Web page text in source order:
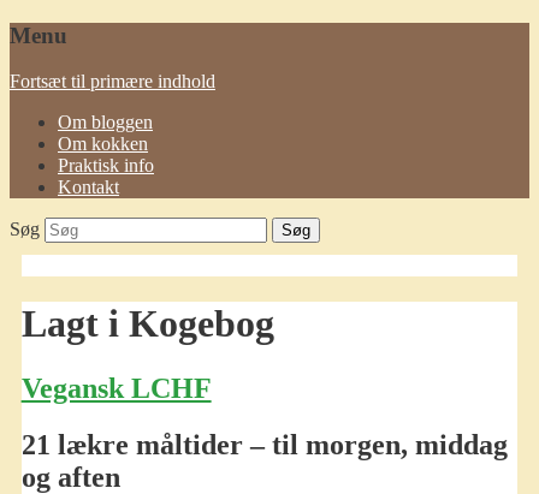
Menu
Fortsæt til primære indhold
Om bloggen
Om kokken
Praktisk info
Kontakt
Søg
Lagt i Kogebog
Vegansk LCHF
21 lækre måltider – til morgen, middag
og aften